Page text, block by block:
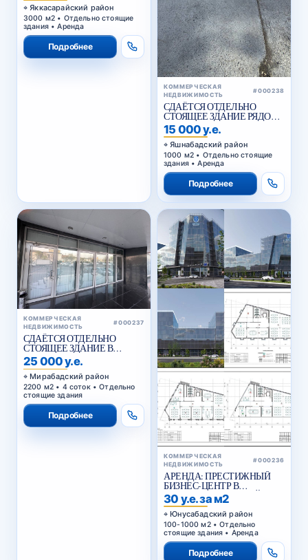
Яккасарайский район
3000 м2 • Отдельно стоящие
здания • Аренда
Подробнее
КОММЕРЧЕСКАЯ
НЕДВИЖИМОСТЬ
#000238
СДАЁТСЯ ОТДЕЛЬНО
СТОЯЩЕЕ ЗДАНИЕ РЯДОМ
С ЖИГУЛИ БАР
15 000 у.е.
Яшнабадский район
1000 м2 • Отдельно стоящие
здания • Аренда
Подробнее
КОММЕРЧЕСКАЯ
НЕДВИЖИМОСТЬ
#000237
СДАЁТСЯ ОТДЕЛЬНО
СТОЯЩЕЕ ЗДАНИЕ В
АРЕНДУ В МИРАБАДСКОМ
РАЙОНЕ
25 000 у.е.
Мирабадский район
2200 м2 • 4 соток • Отдельно
стоящие здания
Подробнее
КОММЕРЧЕСКАЯ
НЕДВИЖИМОСТЬ
#000236
АРЕНДА: ПРЕСТИЖНЫЙ
БИЗНЕС-ЦЕНТР В
ЮНУСАБАДСКОМ РАЙОНЕ
30 у.е. за м2
Юнусабадский район
100-1000 м2 • Отдельно
стоящие здания • Аренда
Подробнее